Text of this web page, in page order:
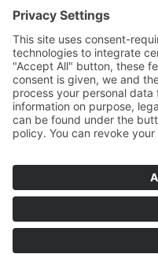
ZAHLUNGSARTEN
Versand|Mein